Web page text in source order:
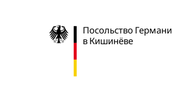
Посольство
в Кишинёве